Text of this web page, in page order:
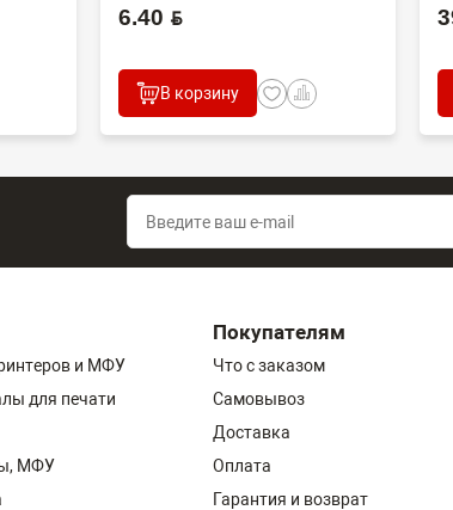
6.40 BYN
В корзину
и МФУ
для печати
МФУ
Покупателям
Что с заказом
Самовывоз
Доставка
Оплата
Гарантия и возврат